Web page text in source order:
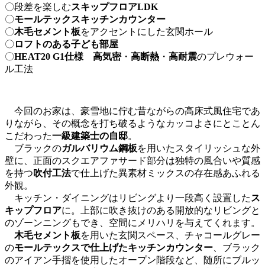
〇段差を楽しむスキップフロアLDK
〇モールテックスキッチンカウンター
〇木毛セメント板をアクセントにした玄関ホール
〇 ロフトのある子ども部屋
〇HEAT20 G1仕様 高気密・ 高断熱 ・ 高耐震のプレウォー
ル工法
今回のお家は、豪雪地に佇む昔ながらの高床式風住宅であ
りながら、その概念を打ち破るようなカッコよさにとことん
こだわった一級建築士の自邸。
ブラックのガルバリウム鋼板を用いたスタイリッシュな外
壁に、正面のスクエアファサード部分は独特の風合いや質感
を持つ吹付工法で仕上げた異素材ミックスの存在感あふれる
外観。
キッチン・ダイニングはリビングより一段高く設置した ス
キップフロアに。上部に吹き抜けのある開放的なリビングと
のゾーンニングもでき、空間にメリハリを与えてくれます。
木毛セメント板を用いた玄関スペース、チャコールグレー
のモールテックスで仕上げたキッチンカウンター 、ブラック
のアイアン手摺を使用したオープン階段など、随所にブルッ